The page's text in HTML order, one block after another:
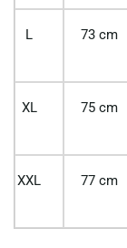
L 73 cm
XL 75 cm
XXL 77 cm